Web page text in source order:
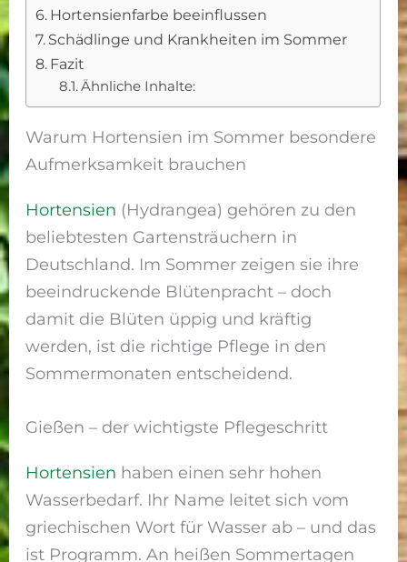
Hortensienfarbe beeinflussen
Schädlinge und Krankheiten im Sommer
Fazit
Ähnliche Inhalte:
Warum Hortensien im Sommer besondere
Aufmerksamkeit brauchen
Hortensien (Hydrangea) gehören zu den
beliebtesten Gartensträuchern in
Deutschland. Im Sommer zeigen sie ihre
beeindruckende Blütenpracht – doch
damit die Blüten üppig und kräftig
werden, ist die richtige Pflege in den
Sommermonaten entscheidend.
Gießen – der wichtigste Pflegeschritt
Hortensien haben einen sehr hohen
Wasserbedarf. Ihr Name leitet sich vom
griechischen Wort für Wasser ab – und das
ist Programm. An heißen Sommertagen